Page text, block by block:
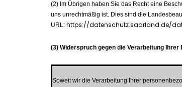
(2) Im Übrigen haben Sie das Recht eine
uns unrechtmäßig ist. Dies sind die
URL: https://datenschutz.saarland.de/
(3) Widerspruch gegen die Verarbeitung Ihrer
Soweit wir die Verarbeitung Ihrer